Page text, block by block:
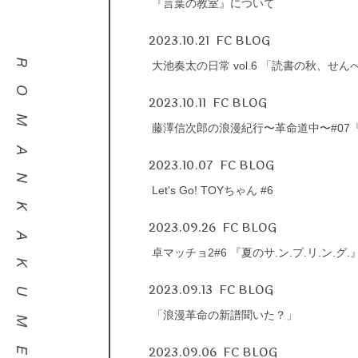
『言葉の教室』について
2023.10.21 FC BLOG
大池奏太の日常 vol.6 「読書の秋、せん
2023.10.11 FC BLOG
藤澤信次郎の浪漫紀行〜革命道中〜#07
2023.10.07 FC BLOG
Let's Go! TOYちゃん #6
2023.09.26 FC BLOG
卓マッチョ2#6 『夏のサ.ン.プ.リ.ン.グ.』
2023.09.13 FC BLOG
「浪漫革命の新譜聞いた？」
2023.09.06 FC BLOG